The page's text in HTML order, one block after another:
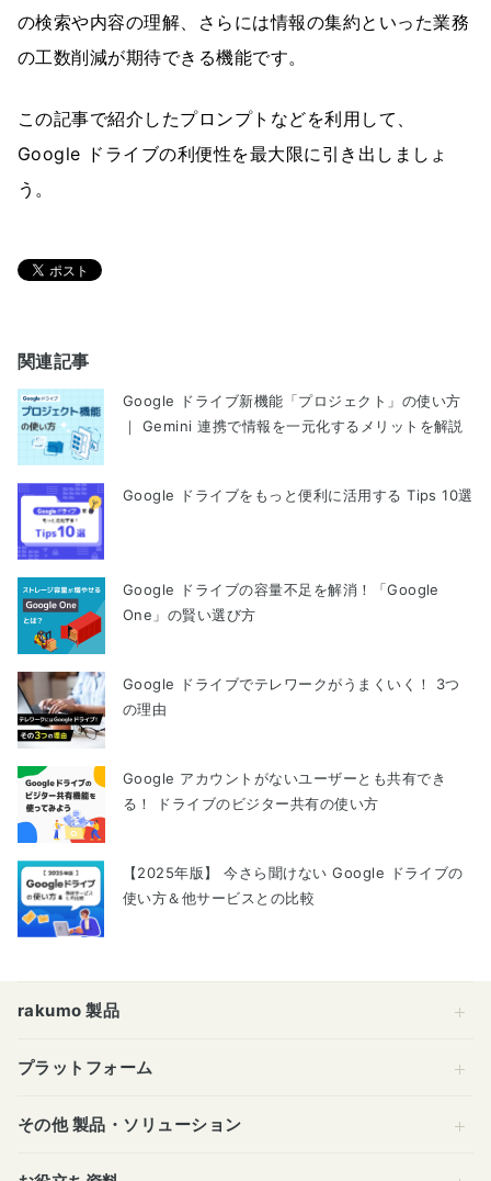
の検索や内容の理解、さらには情報の集約といった業務
の工数削減が期待できる機能です。
この記事で紹介したプロンプトなどを利用して、
Google ドライブの利便性を最大限に引き出しましょ
う。
関連記事
Google ドライブ新機能「プロジェクト」の使い方
｜ Gemini 連携で情報を一元化するメリットを解説
Google ドライブをもっと便利に活用する Tips 10選
Google ドライブの容量不足を解消！「Google
One」の賢い選び方
Google ドライブでテレワークがうまくいく！ 3つ
の理由
Google アカウントがないユーザーとも共有でき
る！ ドライブのビジター共有の使い方
【2025年版】 今さら聞けない Google ドライブの
使い方＆他サービスとの比較
rakumo 製品
プラットフォーム
その他 製品・ソリューション